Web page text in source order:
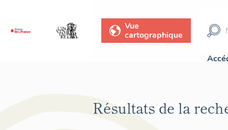
Vue
cartographique
Résultats de la